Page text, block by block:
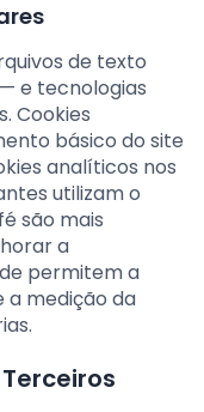
de texto
e tecnologias
Cookies
básico do site
analíticos nos
utilizam o
são mais
a
permitem a
a medição da